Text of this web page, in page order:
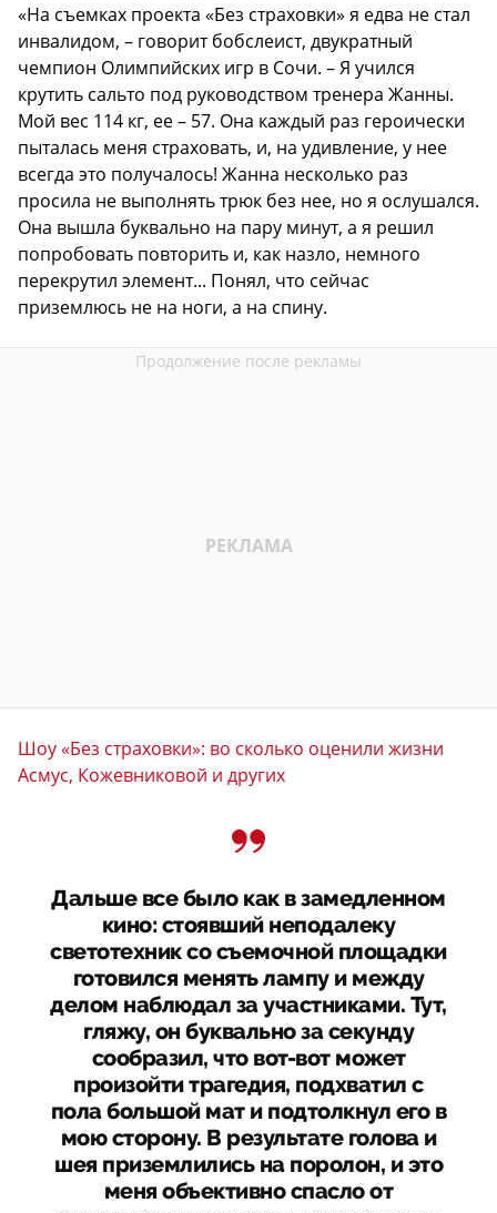
«На съемках проекта «Без страховки» я едва не стал
инвалидом, – говорит бобслеист, двукратный
чемпион Олимпийских игр в Сочи. – Я учился
крутить сальто под руководством тренера Жанны.
Мой вес 114 кг, ее – 57. Она каждый раз героически
пыталась меня страховать, и, на удивление, у нее
всегда это получалось! Жанна несколько раз
просила не выполнять трюк без нее, но я ослушался.
Она вышла буквально на пару минут, а я решил
попробовать повторить и, как назло, немного
перекрутил элемент... Понял, что сейчас
приземлюсь не на ноги, а на спину.
Шоу «Без страховки»: во сколько оценили жизни
Асмус, Кожевниковой и других
Дальше все было как в замедленном
кино: стоявший неподалеку
светотехник со съемочной площадки
готовился менять лампу и между
делом наблюдал за участниками. Тут,
гляжу, он буквально за секунду
сообразил, что вот-вот может
произойти трагедия, подхватил с
пола большой мат и подтолкнул его в
мою сторону. В результате голова и
шея приземлились на поролон, и это
меня объективно спасло от